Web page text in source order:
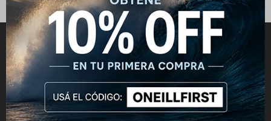
CONECTATE
 